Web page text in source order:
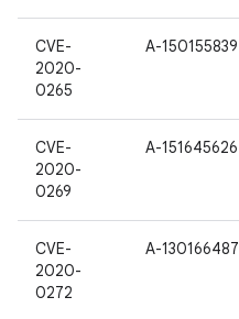
CVE-
2020-
0265
A-150155839
CVE-
2020-
0269
A-151645626
CVE-
2020-
0272
A-130166487